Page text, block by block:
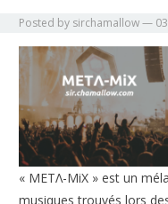
Posted by sirchamallow—
« METΛ-MiX » est un
musiques trouvés lors